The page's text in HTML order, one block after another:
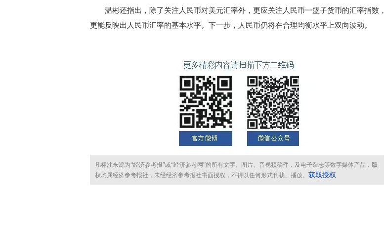
温彬还指出，除了关注人民币对美元汇率外，更应关注人民币一篮子货币的汇率指数，
更能反映出人民币汇率的基本水平。下一步，人民币仍将在合理均衡水平上双向波动。
凡标注来源为“经济参考报”或“经济参考网”的所有文字、图片、音视频稿件，及电子杂志等数字媒体产品，版
权均属经济参考报社，未经经济参考报社书面授权，不得以任何形式刊载、播放。 获取授权